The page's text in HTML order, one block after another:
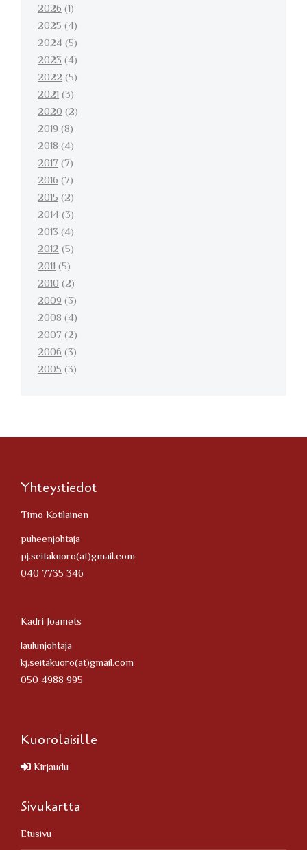
2026(1)
2025(4)
2024(5)
2023(4)
2022(5)
2021(3)
2020(2)
2019(8)
2018(4)
2017(7)
2016(7)
2015(2)
2014(3)
2013(4)
2012(5)
2011(5)
2010(2)
2009(3)
2008(4)
2007(2)
2006(3)
2005(3)
Yhteystiedot
Timo Kotilainen
puheenjohtaja
pj.seitakuoro(at)gmail.com
040 7735 346
Kadri Joamets
laulunjohtaja
kj.seitakuoro(at)gmail.com
050 4988 995
Kuorolaisille
Kirjaudu
Sivukartta
Etusivu